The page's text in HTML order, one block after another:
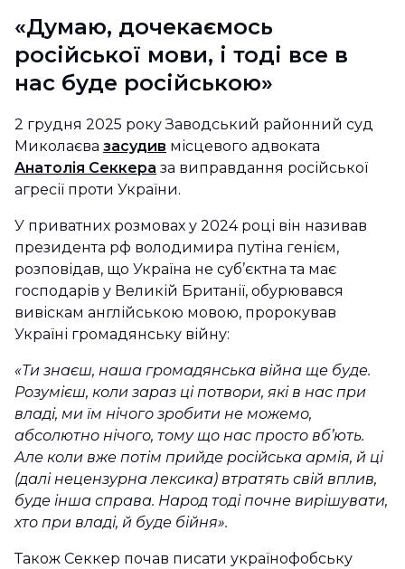
«Думаю, дочекаємось
російської мови, і тоді все в
нас буде російською»
2 грудня 2025 року Заводський районний суд
Миколаєва засудив місцевого адвоката
Анатолія Секкера за виправдання російської
агресії проти України.
У приватних розмовах у 2024 році він називав
президента рф володимира путіна генієм,
розповідав, що Україна не суб’єктна та має
господарів у Великій Британії, обурювався
вивіскам англійською мовою, пророкував
Україні громадянську війну:
«Ти знаєш, наша громадянська війна ще буде.
Розумієш, коли зараз ці потвори, які в нас при
владі, ми їм нічого зробити не можемо,
абсолютно нічого, тому що нас просто вб’ють.
Але коли вже потім прийде російська армія, й ці
(далі нецензурна лексика) втратять свій вплив,
буде інша справа. Народ тоді почне вирішувати,
хто при владі, й буде бійня».
Також Секкер почав писати українофобську